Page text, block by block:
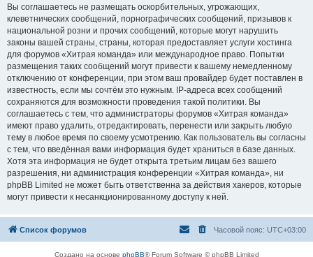
Вы соглашаетесь не размещать оскорбительных, угрожающих,
клеветнических сообщений, порнографических сообщений, призывов к
национальной розни и прочих сообщений, которые могут нарушить
законы вашей страны, страны, которая предоставляет услуги хостинга
для форумов «Хитрая команда» или международное право. Попытки
размещения таких сообщений могут привести к вашему немедленному
отключению от конференции, при этом ваш провайдер будет поставлен в
известность, если мы сочтём это нужным. IP-адреса всех сообщений
сохраняются для возможности проведения такой политики. Вы
соглашаетесь с тем, что администраторы форумов «Хитрая команда»
имеют право удалить, отредактировать, перенести или закрыть любую
тему в любое время по своему усмотрению. Как пользователь вы согласны
с тем, что введённая вами информация будет храниться в базе данных.
Хотя эта информация не будет открыта третьим лицам без вашего
разрешения, ни администрация конференции «Хитрая команда», ни
phpBB Limited не может быть ответственна за действия хакеров, которые
могут привести к несанкционированному доступу к ней.
Список форумов Часовой пояс: UTC+03:00
Создано на основе phpBB® Forum Software © phpBB Limited